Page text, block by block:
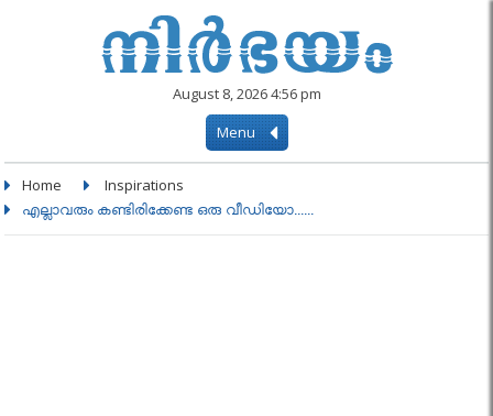
August 8, 2026 4:56 pm
Menu
Home Inspirations
എല്ലാവരും കണ്ടിരിക്കേണ്ട ഒരു വീഡിയോ......